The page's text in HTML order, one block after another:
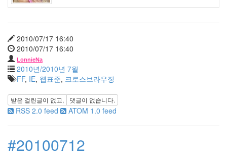
2010/07/17 16:40
2010/07/17 16:40
LonnieNa
2010년/2010년 7월
FF, IE, 웹표준, 크로스브라우징
받은 걸린글이 없고, 댓글이 없습니다.
RSS 2.0 feed ATOM 1.0 feed
#20100712
이
과
의
봉
달
희
것
도
의
이